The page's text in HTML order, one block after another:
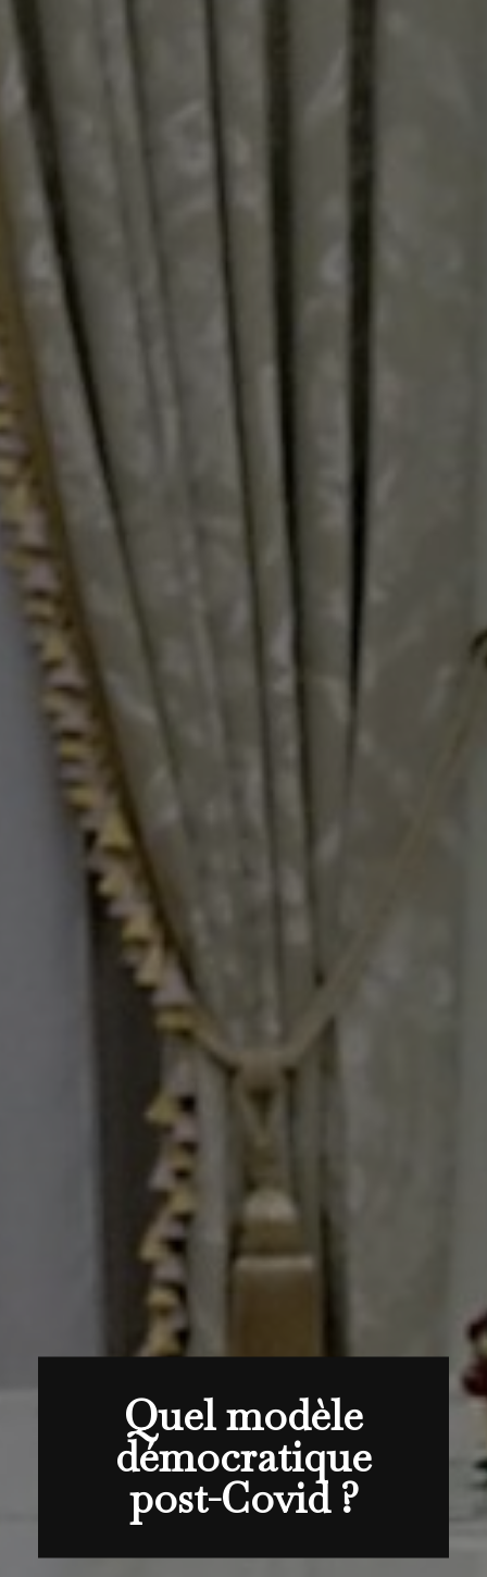
Quel modèle
démocratique
post-Covid ?